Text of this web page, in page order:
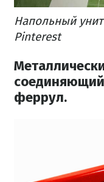
Напольный
Pinterest
феррул.